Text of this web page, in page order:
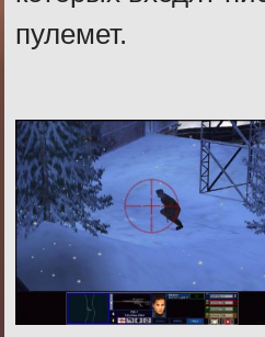
пулемет.